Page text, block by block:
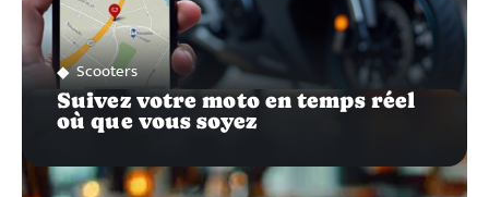
Scooters
Suivez votre moto en temps réel
où que vous soyez